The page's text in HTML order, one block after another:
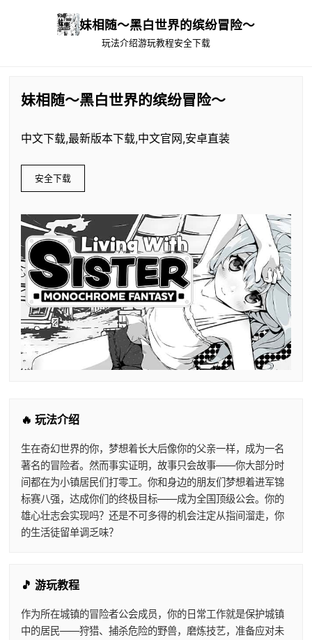
妹相随～黑白世界的缤纷冒险～
玩法介绍游玩教程安全下载
妹相随～黑白世界的缤纷冒险～
中文下载,最新版本下载,中文官网,安卓直装
安全下载
🔥 玩法介绍
生在奇幻世界的你，梦想着长大后像你的父亲一样，成为一名
著名的冒险者。然而事实证明，故事只会故事——你大部分时
间都在为小镇居民们打零工。你和身边的朋友们梦想着进军锦
标赛八强，达成你们的终极目标——成为全国顶级公会。你的
雄心壮志会实现吗？还是不可多得的机会注定从指间溜走，你
的生活徒留单调乏味？
🎵 游玩教程
作为所在城镇的冒险者公会成员，你的日常工作就是保护城镇
中的居民——狩猎、捕杀危险的野兽，磨炼技艺，准备应对未